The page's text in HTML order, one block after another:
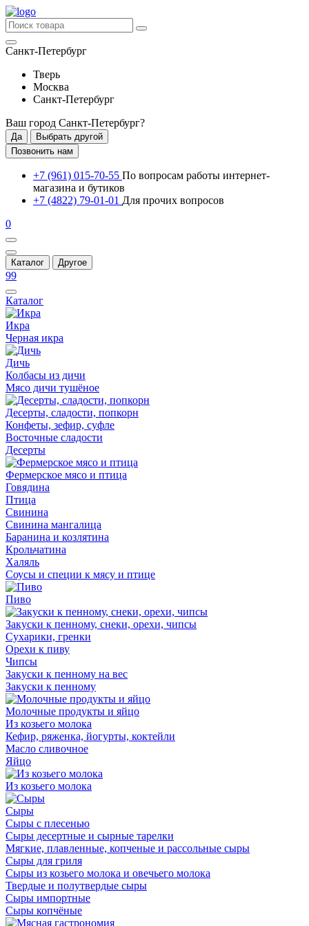
Санкт-Петербург
Тверь
Москва
Санкт-Петербург
Ваш город Санкт-Петербург?
Да
Выбрать другой
Позвонить нам
+7 (961) 015-70-55 По вопросам работы интернет-
магазина и бутиков
+7 (4822) 79-01-01 Для прочих вопросов
0
Каталог Другое
99
Каталог
Икра
Черная икра
Дичь
Колбасы из дичи
Мясо дичи тушёное
Десерты, сладости, попкорн
Конфеты, зефир, суфле
Восточные сладости
Десерты
Фермерское мясо и птица
Говядина
Птица
Свинина
Свинина мангалица
Баранина и козлятина
Крольчатина
Халяль
Соусы и специи к мясу и птице
Пиво
Закуски к пенному, снеки, орехи, чипсы
Сухарики, гренки
Орехи к пиву
Чипсы
Закуски к пенному на вес
Закуски к пенному
Молочные продукты и яйцо
Из козьего молока
Кефир, ряженка, йогурты, коктейли
Масло сливочное
Яйцо
Из козьего молока
Сыры
Сыры с плесенью
Сыры десертные и сырные тарелки
Мягкие, плавленные, копченые и рассольные сыры
Сыры для гриля
Сыры из козьего молока и овечьего молока
Твердые и полутвердые сыры
Сыры импортные
Сыры копчёные